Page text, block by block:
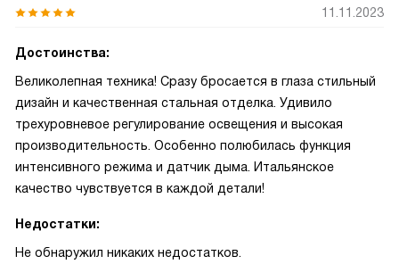
11.11.2023
Достоинства:
Великолепная техника! Сразу бросается в глаза стильный
дизайн и качественная стальная отделка. Удивило
трехуровневое регулирование освещения и высокая
производительность. Особенно полюбилась функция
интенсивного режима и датчик дыма. Итальянское
качество чувствуется в каждой детали!
Недостатки:
Не обнаружил никаких недостатков.